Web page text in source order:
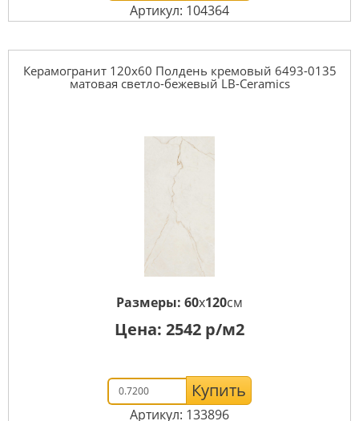
Артикул: 104364
Керамогранит 120x60 Полдень кремовый 6493-0135
матовая светло-бежевый LB-Ceramics
Размеры: 60x120см
Цена: 2542 р/м2
Купить
Артикул: 133896